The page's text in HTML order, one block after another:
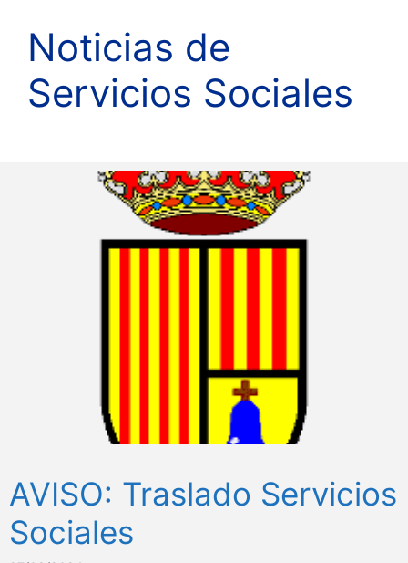
Noticias de
Servicios Sociales
AVISO: Traslado Servicios
Sociales